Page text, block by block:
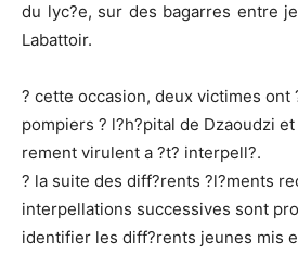
du lyc?e, sur des bagarres entre
Labattoir.
? cette occasion, deux victimes ont
pompiers ? l?h?pital de Dzaoudzi
rement virulent a ?t? interpell?.
? la suite des diff?rents ?l?ments
interpellations successives sont
identifier les diff?rents jeunes mis